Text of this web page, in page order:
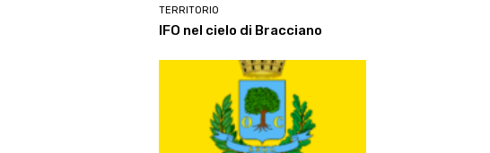
TERRITORIO
IFO nel cielo di Bracciano